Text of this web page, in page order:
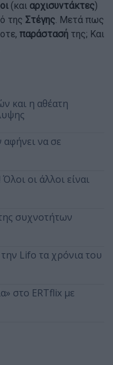
(και αρχισυντάκτες)
της Στέγης. Μετά πως
παράστασή της; Και
και η αθέατη
να σε
οι άλλοι είναι
συχνοτήτων
Lifo τα χρόνια του
στο ERTflix με